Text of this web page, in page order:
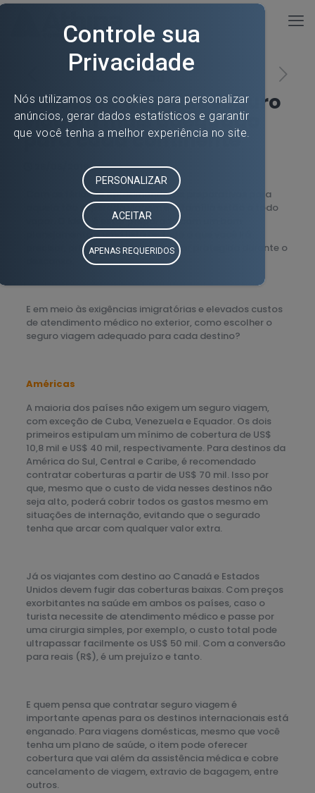
Descubra o tipo de seguro
viagem mais adequado
para cada continente
28/05/2018
Com as férias se aproximando, os preparativos para
aquela tão esperada viagem em família estão a todo
vapor. O ideal é estar preparado com um bom
planejamento e uma lista de tudo o que você irá
precisar, principalmente para estar protegido durante o
E em meio às exigências imigratórias e elevados custos
de atendimento médico no exterior, como escolher o
seguro viagem adequado para cada destino?
Américas
A maioria dos países não exigem um seguro viagem,
com exceção de Cuba, Venezuela e Equador. Os dois
primeiros estipulam um mínimo de cobertura de US$
10,8 mil e US$ 40 mil, respectivamente. Para destinos da
América do Sul, Central e Caribe, é recomendado
contratar coberturas a partir de US$ 70 mil. Isso por
que, mesmo que o custo de vida nesses destinos não
seja alto, poderá cobrir todos os gastos mesmo em
situações de internação, evitando que o segurado
tenha que arcar com qualquer valor extra.
Já os viajantes com destino ao Canadá e Estados
Unidos devem fugir das coberturas baixas. Com preços
exorbitantes na saúde em ambos os países, caso o
turista necessite de atendimento médico e passe por
uma cirurgia simples, por exemplo, o custo total pode
ultrapassar facilmente os US$ 50 mil. Com a conversão
para reais (R$), é um prejuízo e tanto.
E quem pensa que contratar seguro viagem é
importante apenas para os destinos internacionais está
enganado. Para viagens domésticas, mesmo que você
tenha um plano de saúde, o item pode oferecer
cobertura que vai além da assistência médica e cobre
cancelamento de viagem, extravio de bagagem, entre
outros.